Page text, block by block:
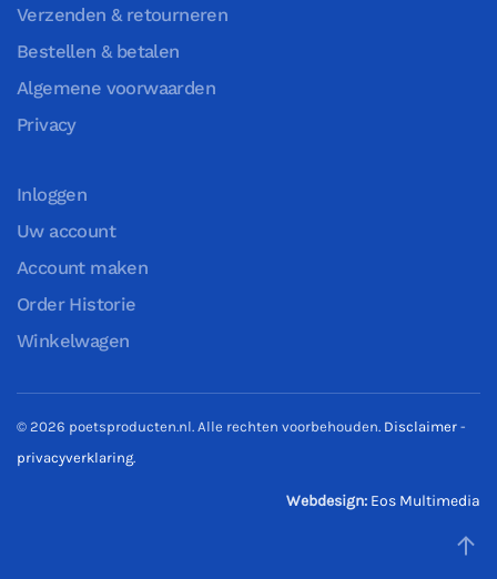
Verzenden & retourneren
Bestellen & betalen
Algemene voorwaarden
Privacy
Inloggen
Uw account
Account maken
Order Historie
Winkelwagen
© 2026 poetsproducten.nl. Alle rechten voorbehouden. Disclaimer -
privacyverklaring.
Webdesign: Eos Multimedia